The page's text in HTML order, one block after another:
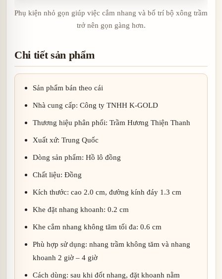
Phụ kiện nhỏ gọn giúp việc cắm nhang và bố trí bộ xông trầm
trở nên gọn gàng hơn.
Chi tiết sản phẩm
Sản phẩm bán theo cái
Nhà cung cấp: Công ty TNHH K-GOLD
Thương hiệu phân phối: Trầm Hương Thiện Thanh
Xuất xứ: Trung Quốc
Dòng sản phẩm: Hồ lô đồng
Chất liệu: Đồng
Kích thước: cao 2.0 cm, đường kính đáy 1.3 cm
Khe đặt nhang khoanh: 0.2 cm
Khe cắm nhang không tăm tối đa: 0.6 cm
Phù hợp sử dụng: nhang trầm không tăm và nhang
khoanh 2 giờ – 4 giờ
Cách dùng: sau khi đốt nhang, đặt khoanh nằm